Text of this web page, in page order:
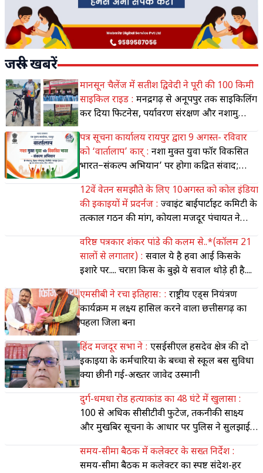
जरूरी खबरें
मानसून चैलेंज में सतीश द्विवेदी ने पूरी की 100 किमी
साइकिल राइड : मनेंद्रगढ़ से अनूपपुर तक साइकिलिंग
कर दिया फिटनेस, पर्यावरण संरक्षण और नशामुक्ति
का संदेश
पत्र सूचना कार्यालय रायपुर द्वारा 9 अगस्त- रविवार
को ‘वार्तालाप’ कार् : नशा मुक्त युवा फॉर विकसित
भारत–संकल्प अभियान’ पर होगा केंद्रित संवाद;
मीडिया की भूमिका पर भी होगी चर्चा
12वें वेतन समझौते के लिए 10अगस्त को कोल इंडिया
की इकाइयों में प्रदर्नज : ज्वाइंट बाईपार्टाइट कमिटी के
तत्काल गठन की मांग, कोयला मजदूर पंचायत ने
किया आंदोलन का आह्वान
वरिष्ठ पत्रकार शंकर पांडे की कलम से..*(कॉलम 21
सालों से लगातार) : सवाल ये है हवा आई किसके
इशारे पर.... चराग़ किस के बुझे ये सवाल थोड़े ही है....
एमसीबी ने रचा इतिहास: : राष्ट्रीय एड्स नियंत्रण
कार्यक्रम में लक्ष्य हासिल करने वाला छत्तीसगढ़ का
पहला जिला बना
हिंद मजदूर सभा ने : एसईसीएल हसदेव क्षेत्र की दो
इकाइयों के कर्मचारियों के बच्चों से स्कूल बस सुविधा
क्यों छीनी गई-अख्तर जावेद उस्मानी
दुर्ग-धमधा रोड हत्याकांड का 48 घंटे में खुलासा :
100 से अधिक सीसीटीवी फुटेज, तकनीकी साक्ष्य
और मुखबिर सूचना के आधार पर पुलिस ने सुलझाई
ब्लाइंड मर्डर व लूट की गुत्थी
समय-सीमा बैठक में कलेक्टर के सख्त निर्देश :
समय-सीमा बैठक में कलेक्टर का स्पष्ट संदेश-हर